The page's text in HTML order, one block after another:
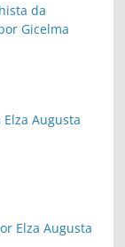
da
Gicelma
Augusta
Elza Augusta